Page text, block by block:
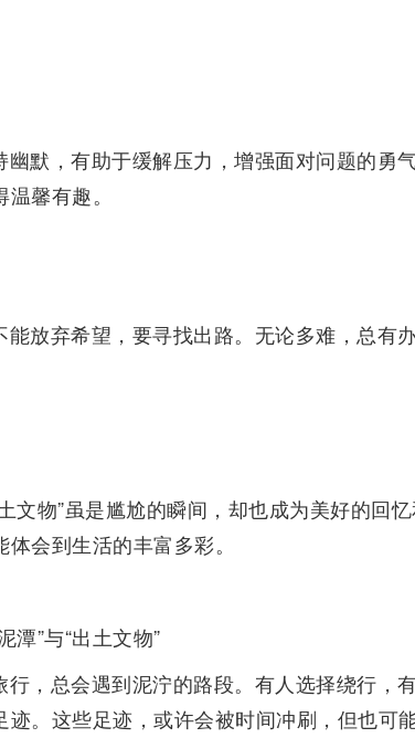
幽默，有助于缓解压力，增强面对问题的勇
馨有趣。
能放弃希望，要寻找出路。无论多难，总有
文物”虽是尴尬的瞬间，却也成为美好的回
会到生活的丰富多彩。
潭”与“出土文物”
行，总会遇到泥泞的路段。有人选择绕行，
。这些足迹，或许会被时间冲刷，但也可